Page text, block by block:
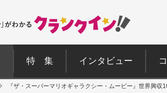
特 集 インタビュー
『ザ・スーパーマリオギャラクシー・ムービー』世界興